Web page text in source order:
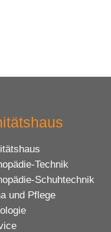
Technik
Schuhtechnik
und Pflege